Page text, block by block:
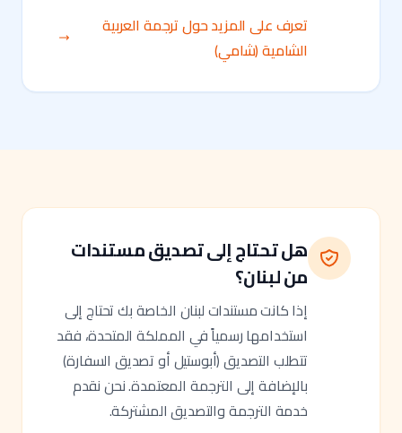
تعرف على المزيد حول ترجمة العربية
الشامية (شامي)
هل تحتاج إلى تصديق مستندات
من لبنان؟
إذا كانت مستندات لبنان الخاصة بك تحتاج إلى
استخدامها رسمياً في المملكة المتحدة، فقد
تتطلب التصديق (أبوستيل أو تصديق السفارة)
بالإضافة إلى الترجمة المعتمدة. نحن نقدم
خدمة الترجمة والتصديق المشتركة.